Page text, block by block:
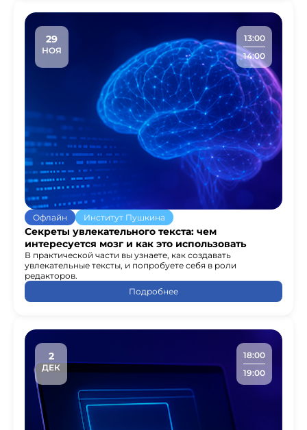
29
НОЯ
13:00
14:00
Офлайн Институт Пушкина
Секреты увлекательного текста: чем
интересуется мозг и как это использовать
В практической части вы узнаете, как создавать
увлекательные тексты, и попробуете себя в роли
редакторов.
Подробнее
2
ДЕК
18:00
19:00